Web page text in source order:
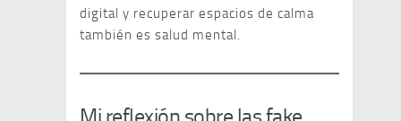
digital y recuperar espacios de calma
también es salud mental.